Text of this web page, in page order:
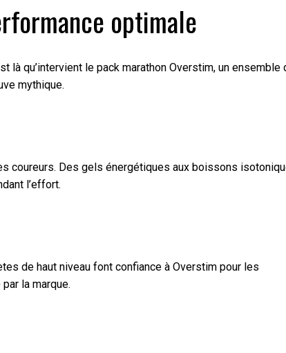
optimale
là qu’intervient le pack marathon Overstim, un ensemble
mythique.
coureurs. Des gels énergétiques aux boissons
l’effort.
de haut niveau font confiance à Overstim pour les
la marque.